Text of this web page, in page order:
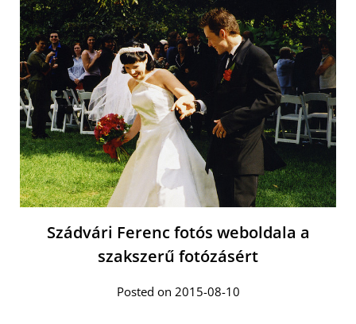
Szádvári Ferenc fotós weboldala a
szakszerű fotózásért
Posted on 2015-08-10